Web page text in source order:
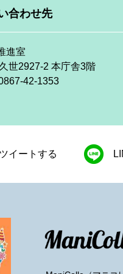
合わせ先
進室
世2927-2 本庁舎3階
42-1353
ツイートする